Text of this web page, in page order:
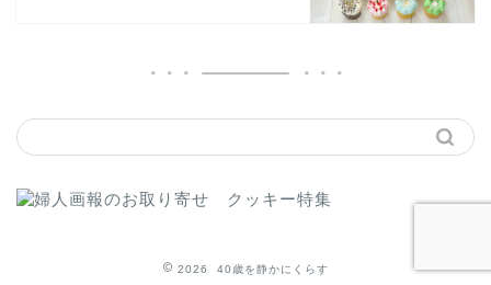
2026 40歳を静かにくらす